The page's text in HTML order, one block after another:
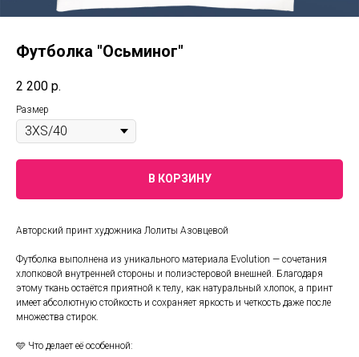
Футболка "Осьминог"
2 200 р.
Размер
В КОРЗИНУ
Авторский принт художника Лолиты Азовцевой
Футболка выполнена из уникального материала Evolution — сочетания
хлопковой внутренней стороны и полиэстеровой внешней. Благодаря
этому ткань остаётся приятной к телу, как натуральный хлопок, а принт
имеет абсолютную стойкость и сохраняет яркость и четкость даже после
множества стирок.
🩵 Что делает её особенной: